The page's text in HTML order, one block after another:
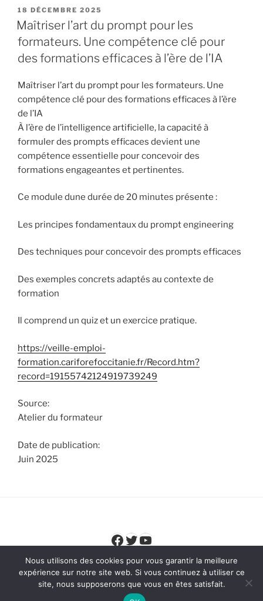
PUBLIÉ
LE
18 DÉCEMBRE 2025
Maîtriser l’art du prompt pour les
formateurs. Une compétence clé pour
des formations efficaces à l’ère de l’IA
Maîtriser l’art du prompt pour les formateurs. Une
compétence clé pour des formations efficaces à l’ère
de l’IA
À l’ère de l’intelligence artificielle, la capacité à
formuler des prompts efficaces devient une
compétence essentielle pour concevoir des
formations engageantes et pertinentes.
Ce module dune durée de 20 minutes présente :
Les principes fondamentaux du prompt engineering
Des techniques pour concevoir des prompts efficaces
Des exemples concrets adaptés au contexte de
formation
Il comprend un quiz et un exercice pratique.
https://veille-emploi-
formation.cariforefoccitanie.fr/Record.htm?
record=19155742124919739249
Source:
Atelier du formateur
Date de publication:
Juin 2025
Facebook
Twitter
YouTube
Nous utilisons des cookies pour vous garantir la meilleure
expérience sur notre site web. Si vous continuez à utiliser ce
site, nous supposerons que vous en êtes satisfait.